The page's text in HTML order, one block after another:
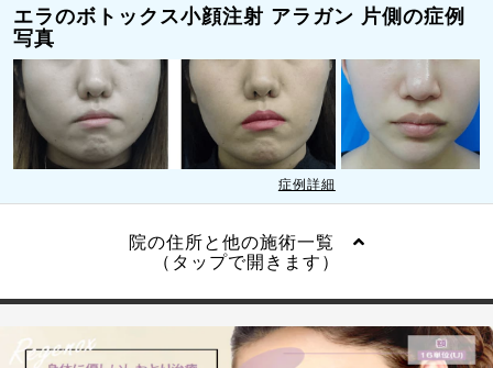
エラのボトックス小顔注射 アラガン 片側の症例
写真
症例詳細
院の住所と他の施術一覧
（タップで開きます）